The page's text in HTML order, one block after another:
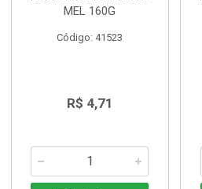
MEL 160G
Código: 41523
R$ 4,71